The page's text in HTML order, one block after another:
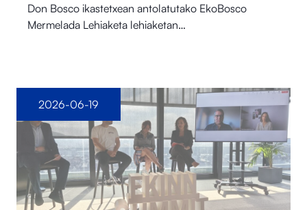
Don Bosco ikastetxean antolatutako EkoBosco
Mermelada Lehiaketa lehiaketan…
2026-06-19